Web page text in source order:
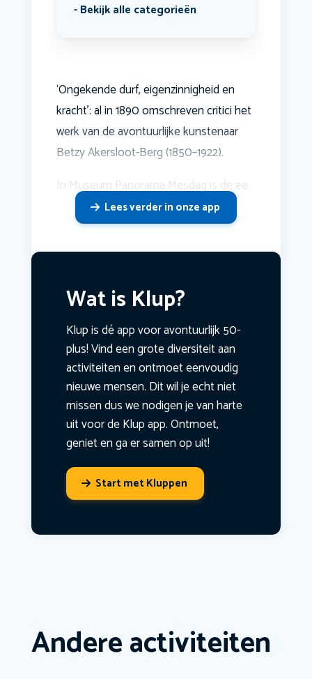
Bekijk alle categorieën
‘Ongekende durf, eigenzinnigheid en
kracht’: al in 1890 omschreven critici het
werk van de avontuurlijke kunstenaar
Betzy Akersloot-Berg (1850–1922).
In Museum Panorama Mesdag is de ee
Lees verder in onze app
Wat is Klup?
Klup is dé app voor avontuurlijk 50-
plus! Vind een grote diversiteit aan
activiteiten en ontmoet eenvoudig
nieuwe mensen. Dit wil je echt niet
missen dus we nodigen je van harte
uit voor de Klup app. Ontmoet,
geniet en ga er samen op uit!
Start met Kluppen
Andere activiteiten